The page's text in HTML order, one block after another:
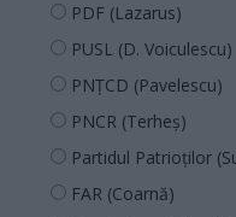
PDF (Lazarus)
PUSL (D. Voiculescu)
PNȚCD (Pavelescu)
PNCR (Terheș)
Partidul Patrioților
FAR (Coarnă)